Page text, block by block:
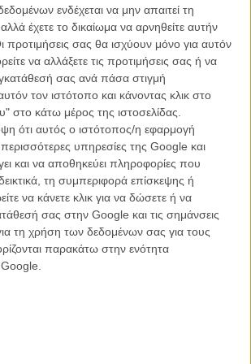
ενδέχεται να μην απαιτεί τη
έχετε το δικαίωμα να αρνηθείτε αυτήν
προτιμήσεις σας θα ισχύουν μόνο για αυτόν
να αλλάξετε τις προτιμήσεις σας ή να
σας ανά πάσα στιγμή
τον ιστότοπο και κάνοντας κλικ στο
στο κάτω μέρος της ιστοσελίδας.
ότι αυτός ο ιστότοπος/η εφαρμογή
περισσότερες υπηρεσίες της Google και
και να αποθηκεύει πληροφορίες που
τη συμπεριφορά επίσκεψης ή
να κάνετε κλικ για να δώσετε ή να
σας στην Google και τις σημάνσεις
τη χρήση των δεδομένων σας για τους
παρακάτω στην ενότητα
αντίρρηση και το θυμό του για το Οσκαρ
«Πράσινο Βιβλίο»,δεν έκρυψε και τη χαρά
Σεναρίου που κέρδισε η ομάδα του
κακά τα ψέματα, έχει δίκιο. Από το 1990
υποψηφιότητα [Οσκαρ Καλύτερου Σεναρίου
υπήρξε άλλη μία φορά υποψήφιος το
του Καλύτερου Ντοκιμαντέρ ως παραγωγός
δεν κέρδισε ποτέ - παρά ένα μόνο τιμητικό
χρόνια. Χθες, ήταν το πρώτο δικό του χρυσό
σα μικρό παιδί.
έγραψε ως λεζάντα στο instagram. Και
λόγια.